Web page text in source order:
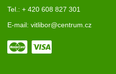
Tel.: + 420 608 827 301
E-mail: vitlibor@centrum.cz